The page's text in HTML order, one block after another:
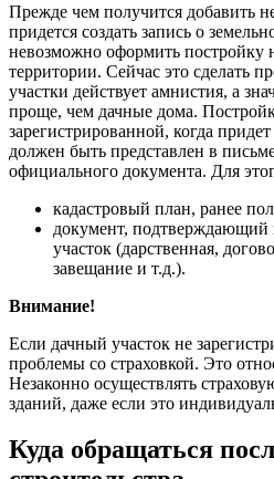
Прежде чем получится добавить
придется создать запись о
невозможно оформить постройку
территории. Сейчас это сделать
участки действует амнистия, а
проще, чем дачные дома.
зарегистрированной, когда
должен быть представлен в
официального документа. Для
кадастровый план, ранее
документ, подтверждающий
участок (дарственная,
завещание и т.д.).
Внимание!
Если дачный участок не
проблемы со страховкой. Это
Незаконно осуществлять
зданий, даже если это
Куда обращаться